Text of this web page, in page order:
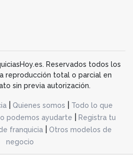
Reservados todos los
reproducción total o parcial en
sin previa autorización.
Quienes somos
Todo lo que
podemos ayudarte
Registra tu
franquicia|
Otros modelos de
negocio